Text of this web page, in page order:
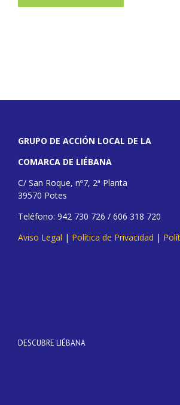
GRUPO DE ACCIÓN LOCAL DE LA
COMARCA DE LIÉBANA
C/ San Roque, nº7, 2ª Planta
39570 Potes
Teléfono: 942 730 726 / 606 318 720
Aviso Legal | Política de Privacidad |
DESCUBRE LIÉBANA